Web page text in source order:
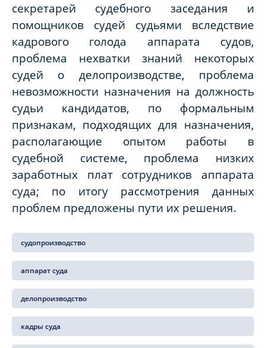
секретарей судебного заседания и
помощников судей судьями вследствие
кадрового голода аппарата судов,
проблема нехватки знаний некоторых
судей о делопроизводстве, проблема
невозможности назначения на должность
судьи кандидатов, по формальным
признакам, подходящих для назначения,
располагающие опытом работы в
судебной системе, проблема низких
заработных плат сотрудников аппарата
суда; по итогу рассмотрения данных
проблем предложены пути их решения.
судопроизводство
аппарат суда
делопроизводство
кадры суда